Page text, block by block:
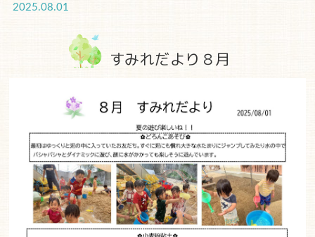
2025.08.01
すみれだより８月